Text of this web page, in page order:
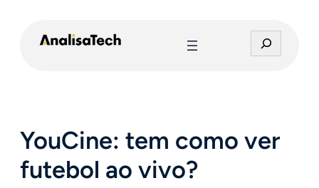
e
a
YouCine: tem como ver
futebol ao vivo?